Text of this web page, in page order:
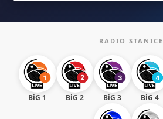
RADIO STANICE
BiG 1 BiG 2 BiG 3 BiG 4